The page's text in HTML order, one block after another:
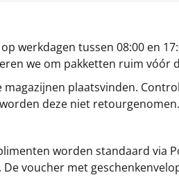
werkdagen tussen 08:00 en
we om pakketten ruim vóór
plaatsvinden.
deze niet retourgenomen.
worden standaard via
voucher met